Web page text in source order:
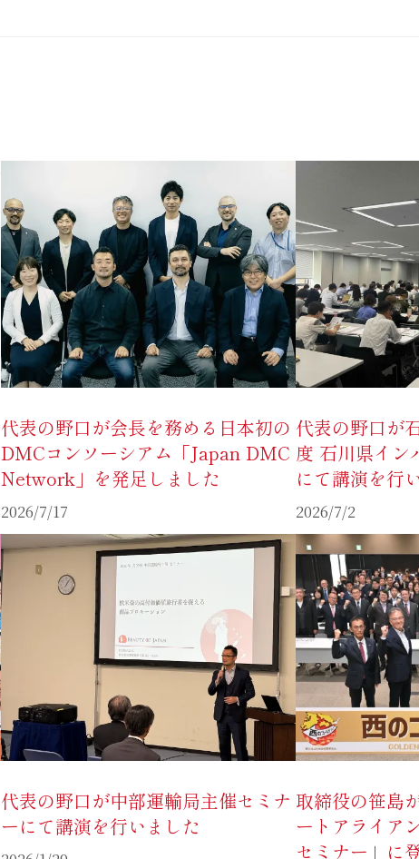
代表の野口が会長を務める日本初の
DMCコンソーシアム「Japan DMC
Network」を発足しました
2026/7/17
代表の野口が
度 石川県イン
にて講演を行
2026/7/2
代表の野口が中部運輸局主催セミナ
ーにて講演を行いました
取締役の笹島
ートアライア
セミナー」に